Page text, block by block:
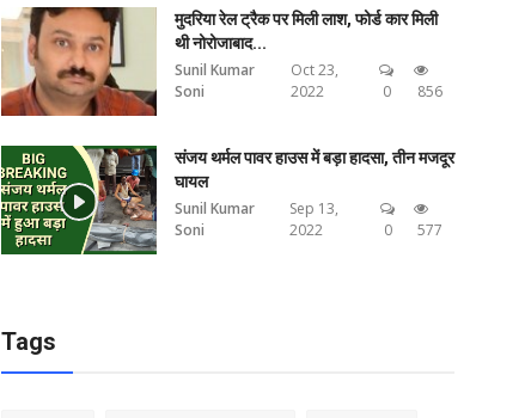
मुदरिया रेल ट्रैक पर मिली लाश, फोर्ड कार मिली
थी नोरोजाबाद...
Sunil Kumar
Soni
Oct 23,
2022
0 856
संजय थर्मल पावर हाउस में बड़ा हादसा, तीन मजदूर
घायल
Sunil Kumar
Soni
Sep 13,
2022
0 577
Tags